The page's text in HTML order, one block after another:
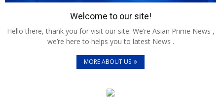
Welcome to our site!
Hello there, thank you for visit our site. We’re Asian Prime News ,
we’re here to helps you to latest News .
MORE ABOUT US